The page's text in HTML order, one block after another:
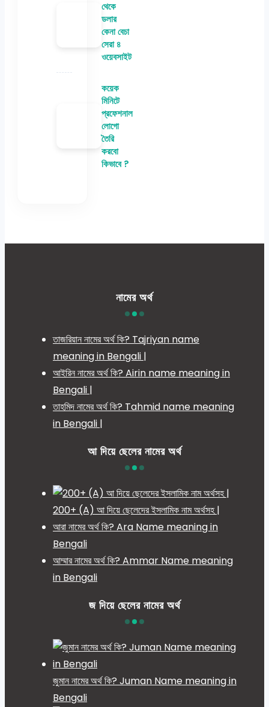
থেকে
ডলার
কেনা বেচা
সেরা ৪
ওয়েবসাইট
কয়েক
মিনিটে
প্রফেশনাল
লোগো
তৈরি
করবো
কিভাবে ?
নামের অর্থ
তাজরিয়ান নামের অর্থ কি? Tajriyan name
meaning in Bengali |
আইরিন নামের অর্থ কি? Airin name meaning in
Bengali |
তাহমিদ নামের অর্থ কি? Tahmid name meaning
in Bengali |
আ দিয়ে ছেলের নামের অর্থ
200+ (A) আ দিয়ে ছেলেদের ইসলামিক নাম অর্থসহ |
আরা নামের অর্থ কি? Ara Name meaning in
Bengali
আম্মার নামের অর্থ কি? Ammar Name meaning
in Bengali
জ দিয়ে ছেলের নামের অর্থ
জুমান নামের অর্থ কি? Juman Name meaning in
Bengali